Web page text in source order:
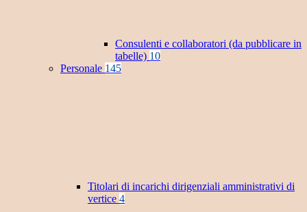
Consulenti e collaboratori (da pubblicare in
tabelle) 10
Personale 145
Titolari di incarichi dirigenziali amministrativi di
vertice 4